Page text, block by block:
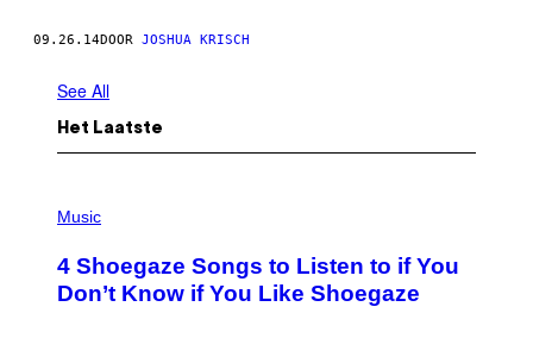
09.26.14DOOR JOSHUA KRISCH
See All
Het Laatste
H
O
B
Y
Music
4 Shoegaze Songs to Listen to if You
Don’t Know if You Like Shoegaze